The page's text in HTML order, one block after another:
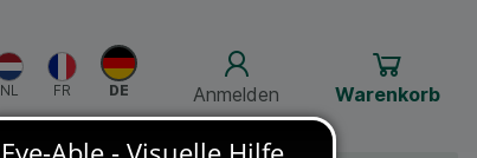
Anmelden Warenkorb